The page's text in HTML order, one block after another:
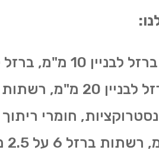
16 מ"מ, ברזל לבניין
חומרי